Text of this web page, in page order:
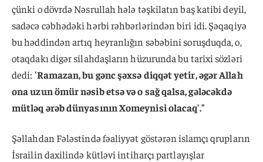
çünki o dövrdə Nəsrullah hələ təşkilatın baş katibi deyil,
sadəcə cəbhədəki hərbi rəhbərlərindən biri idi. Şəqaqiyə
bu həddindən artıq heyranlığın səbəbini soruşduqda, o,
otaqdakı digər silahdaşların hüzurunda bu tarixi sözləri
dedi: 'Ramazan, bu gənc şəxsə diqqət yetir, əgər Allah
ona uzun ömür nəsib etsə və o sağ qalsa, gələcəkdə
mütləq ərəb dünyasının Xomeynisi olacaq'."
Şəllahdan Fələstində fəaliyyət göstərən islamçı qrupların
İsrailin daxilində kütləvi intiharçı partlayışlar